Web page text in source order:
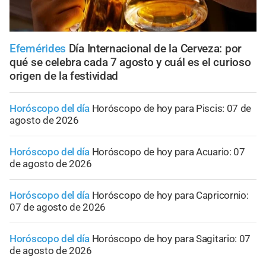
Efemérides Día Internacional de la Cerveza: por
qué se celebra cada 7 agosto y cuál es el curioso
origen de la festividad
Horóscopo del día Horóscopo de hoy para Piscis: 07 de
agosto de 2026
Horóscopo del día Horóscopo de hoy para Acuario: 07
de agosto de 2026
Horóscopo del día Horóscopo de hoy para Capricornio:
07 de agosto de 2026
Horóscopo del día Horóscopo de hoy para Sagitario: 07
de agosto de 2026